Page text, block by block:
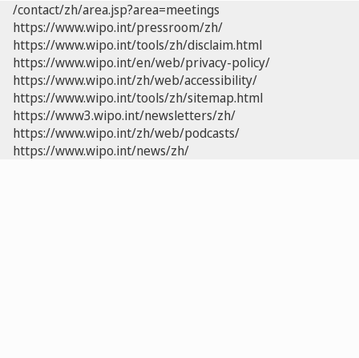
/contact/zh/area.jsp?area=meetings
https://www.wipo.int/pressroom/zh/
https://www.wipo.int/tools/zh/disclaim.html
https://www.wipo.int/en/web/privacy-policy/
https://www.wipo.int/zh/web/accessibility/
https://www.wipo.int/tools/zh/sitemap.html
https://www3.wipo.int/newsletters/zh/
https://www.wipo.int/zh/web/podcasts/
https://www.wipo.int/news/zh/